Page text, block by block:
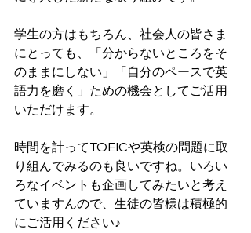
学生の方はもちろん、社会人の皆さま
にとっても、「分からないところをそ
のままにしない」「自分のペースで英
語力を磨く」ための機会としてご活用
いただけます。
時間を計ってTOEICや英検の問題に取
り組んでみるのも良いですね。いろい
ろなイベントも企画してみたいと考え
ていますんので、生徒の皆様は積極的
にご活用ください♪